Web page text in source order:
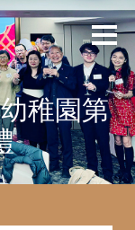
稚園第